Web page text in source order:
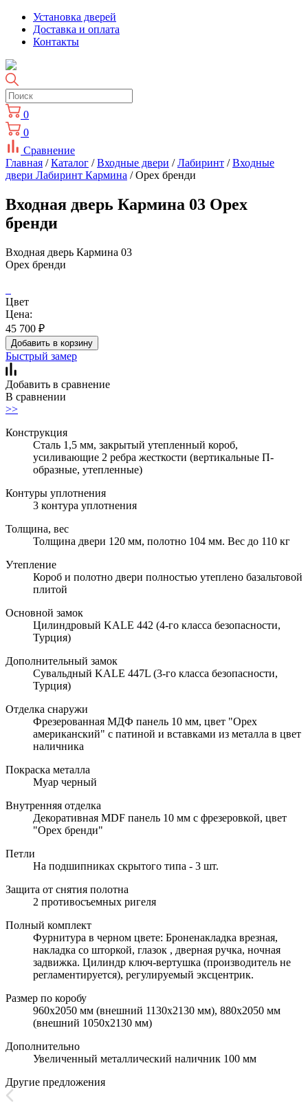
Установка дверей
Доставка и оплата
Контакты
0
0
Сравнение
Главная /Каталог /Входные двери /Лабиринт /Входные
двери Лабиринт Кармина / Орех бренди
Входная дверь Кармина 03 Орех
бренди
Входная дверь Кармина 03
Орех бренди
Цвет
Цена:
45 700 ₽
Добавить в корзину
Быстрый замер
Добавить в сравнение
В сравнении
>>
Конструкция
Сталь 1,5 мм, закрытый утепленный короб,
усиливающие 2 ребра жесткости (вертикальные П-
образные, утепленные)
Контуры уплотнения
3 контура уплотнения
Толщина, вес
Толщина двери 120 мм, полотно 104 мм. Вес до 110 кг
Утепление
Короб и полотно двери полностью утеплено базальтовой
плитой
Основной замок
Цилиндровый KALE 442 (4-го класса безопасности,
Турция)
Дополнительный замок
Сувальдный KALE 447L (3-го класса безопасности,
Турция)
Отделка снаружи
Фрезерованная МДФ панель 10 мм, цвет "Орех
американский" с патиной и вставками из металла в цвет
наличника
Покраска металла
Муар черный
Внутренняя отделка
Декоративная MDF панель 10 мм с фрезеровкой, цвет
"Орех бренди"
Петли
На подшипниках скрытого типа - 3 шт.
Защита от снятия полотна
2 противосъемных ригеля
Полный комплект
Фурнитура в черном цвете: Броненакладка врезная,
накладка со шторкой, глазок , дверная ручка, ночная
задвижка. Цилиндр ключ-вертушка (производитель не
регламентируется), регулируемый эксцентрик.
Размер по коробу
960х2050 мм (внешний 1130х2130 мм), 880х2050 мм
(внешний 1050х2130 мм)
Дополнительно
Увеличенный металлический наличник 100 мм
Другие предложения